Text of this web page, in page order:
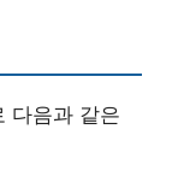
다음과 같은